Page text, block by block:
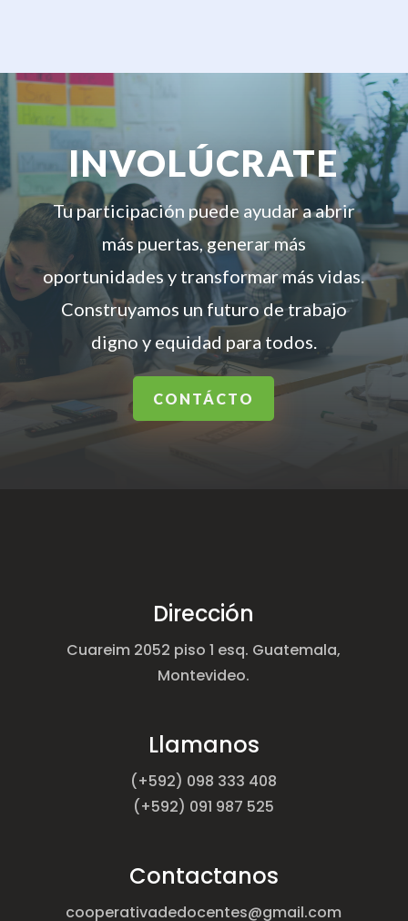
INVOLÚCRATE
Tu participación puede ayudar a abrir
más puertas, generar más
oportunidades y transformar más vidas.
Construyamos un futuro de trabajo
digno y equidad para todos.
CONTÁCTO
Dirección
Cuareim 2052 piso 1 esq. Guatemala,
Montevideo.
Llamanos
(+592) 098 333 408
(+592) 091 987 525
Contactanos
cooperativadedocentes@gmail.com